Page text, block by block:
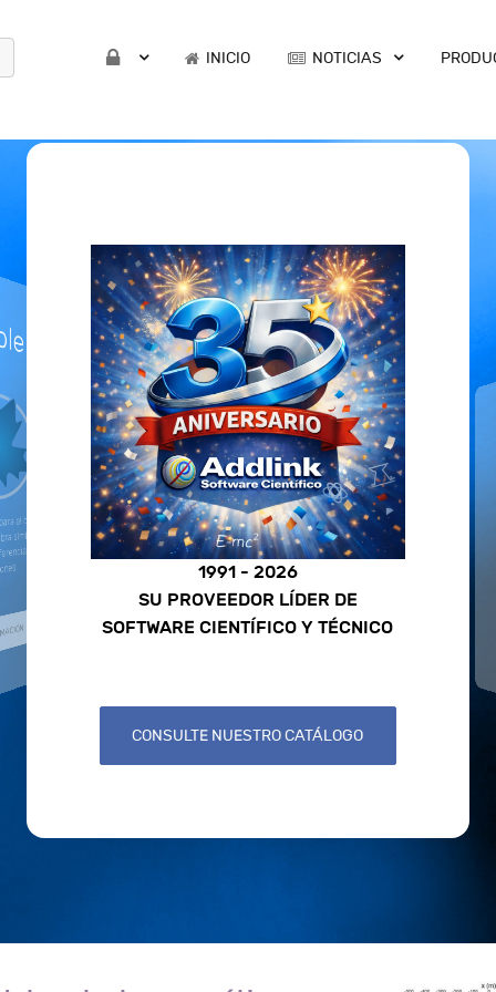
INICIO NOTICIAS
analítico
cálculo
gráficos y
1991 - 2026
SU PROVEEDOR LÍDER DE
SOFTWARE CIENTÍFICO Y TÉCNICO
CONSULTE NUESTRO CATÁLOGO